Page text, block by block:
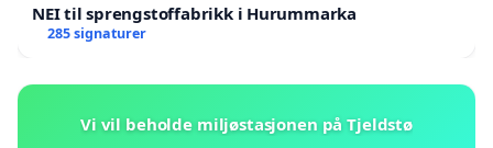
NEI til sprengstoffabrikk i Hurummarka
285 signaturer
Vi vil beholde miljøstasjonen på Tjeldstø